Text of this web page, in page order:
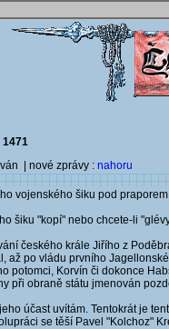
1471
| nové zprávy : nahoru
vojenského šiku pod
šiku "kopí" nebo chcete-li
českého krále Jiřího z
až po vládu prvního
potomci, Korvín či dokonce
při obraně státu jmenován
účast uvítám. Tentokrát je
se těší Pavel "Kolchoz"